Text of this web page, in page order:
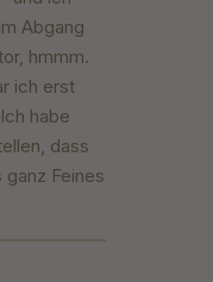
Abgang
hmmm.
ich erst
habe
dass
Feines